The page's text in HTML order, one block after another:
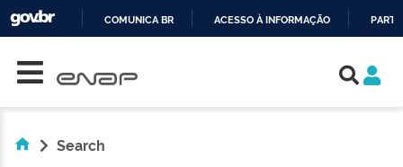
COMUNICA BR ACESSO À INFORMAÇÃO
Search